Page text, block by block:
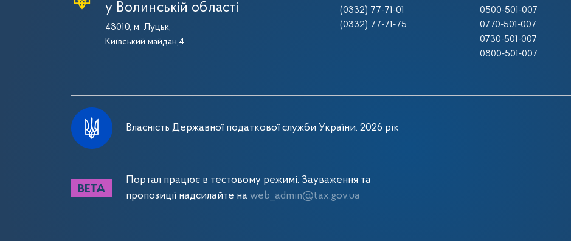
у Волинській області
43010, м. Луцьк,
Київський майдан,4
(0332) 77-71-01
(0332) 77-71-75
0500-501-007
0770-501-007
0730-501-007
0800-501-007
Власність Державної податкової служби України. 2026 рік
Портал працює в тестовому режимі. Зауваження та
пропозиції надсилайте на web_admin@tax.gov.ua